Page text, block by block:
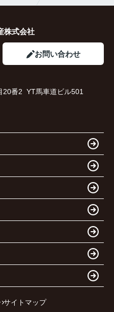
株式会社
お問い合わせ
20番2 YT馬車道ビル501
サイトマップ